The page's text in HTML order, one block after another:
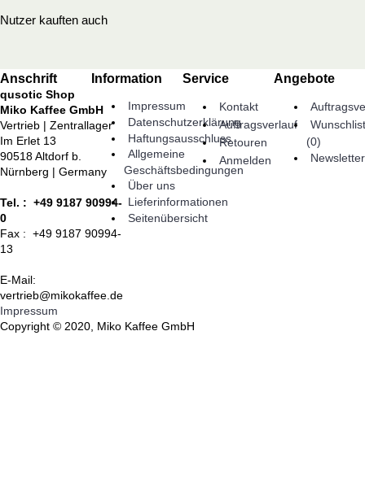
Nutzer kauften auch
Anschrift
qusotic Shop
Miko Kaffee GmbH
Vertrieb | Zentrallager
Im Erlet 13
90518 Altdorf b.
Nürnberg | Germany
Tel. : +49 9187 90994-
0
Fax : +49 9187 90994-
13
E-Mail:
vertrieb@mikokaffee.de
Information
Impressum
Datenschutzerklärung
Haftungsausschluss
Allgemeine
Geschäftsbedingungen
Über uns
Lieferinformationen
Seitenübersicht
Service
Kontakt
Auftragsverlauf
Retouren
Anmelden
Angebote
(0)
Newsletter
Impressum
Copyright © 2020, Miko Kaffee GmbH